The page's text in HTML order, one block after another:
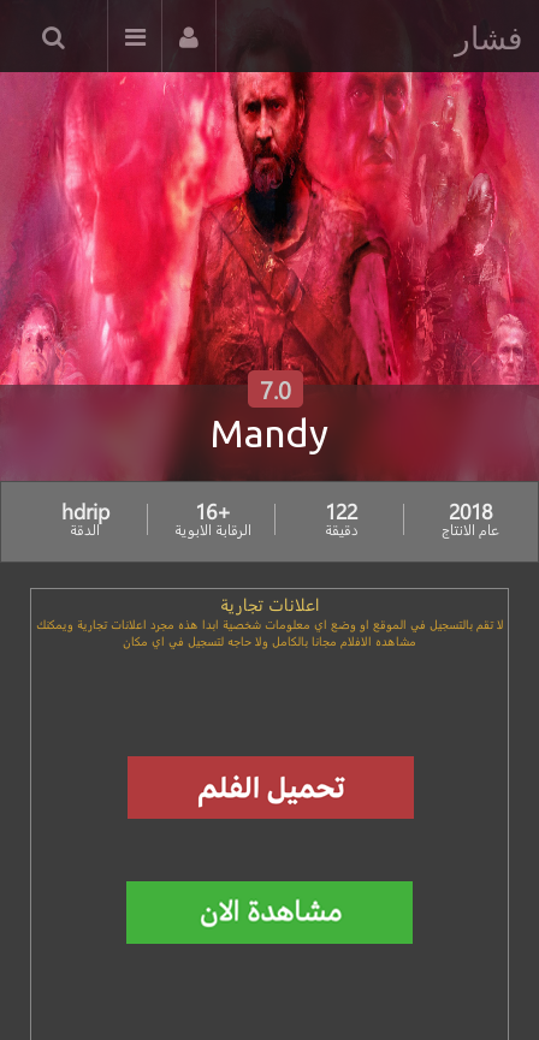
فشار
Mandy
7.0
2018
عام الانتاج
122
دقيقة
+16
الرقابة الابوية
hdrip
الدقة
اعلانات تجارية
لا تقم بالتسجيل في الموقع او وضع اي معلومات شخصية ابدا هذه مجرد اعلانات تجارية ويمكنك
مشاهده الافلام مجانا بالكامل ولا حاجه لتسجيل في اي مكان